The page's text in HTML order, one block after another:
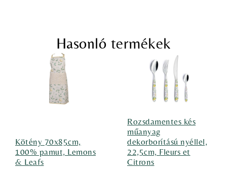
Hasonló termékek
Kötény 70x85cm,
100% pamut, Lemons
& Leafs
Rozsdamentes kés
műanyag
dekorborítású nyéllel,
22,5cm, Fleurs et
Citrons